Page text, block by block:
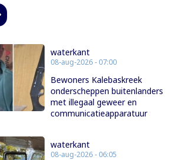
waterkant
08-aug-2026 - 07:00
Bewoners Kalebaskreek
onderscheppen buitenlanders
met illegaal geweer en
communicatieapparatuur
waterkant
08-aug-2026 - 06:05